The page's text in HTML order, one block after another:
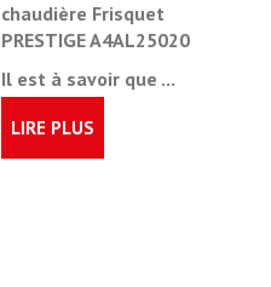
chaudière Frisquet
PRESTIGE A4AL25020
Il est à savoir que ...
LIRE PLUS